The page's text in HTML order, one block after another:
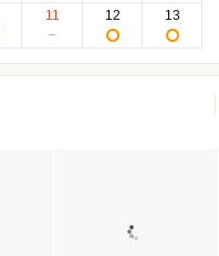
11 12 13